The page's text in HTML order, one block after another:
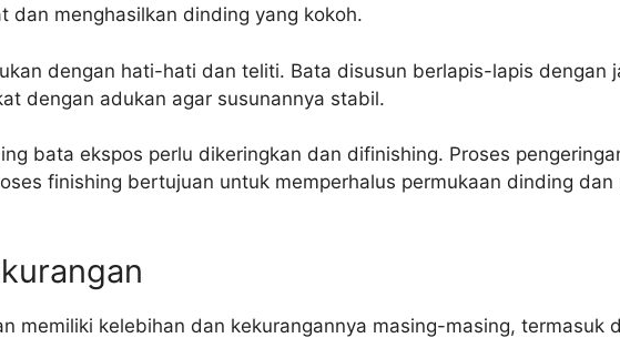
dan menghasilkan dinding yang kokoh.
dengan hati-hati dan teliti. Bata disusun berlapis-lapis dengan
dengan adukan agar susunannya stabil.
bata ekspos perlu dikeringkan dan difinishing. Proses
finishing bertujuan untuk memperhalus permukaan dinding
memiliki kelebihan dan kekurangannya masing-masing, termasuk